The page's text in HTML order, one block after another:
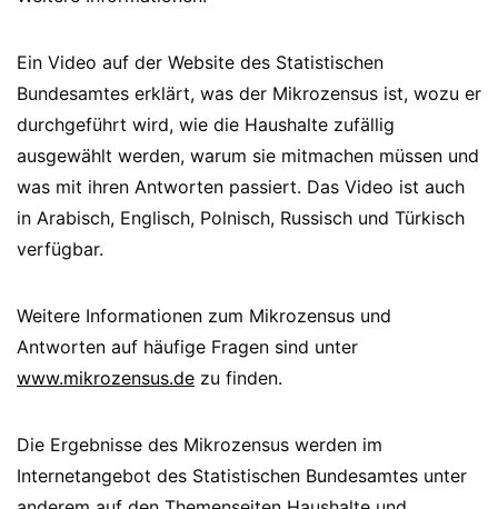
Ein Video auf der Website des Statistischen
Bundesamtes erklärt, was der Mikrozensus ist, wozu er
durchgeführt wird, wie die Haushalte zufällig
ausgewählt werden, warum sie mitmachen müssen und
was mit ihren Antworten passiert. Das Video ist auch
in Arabisch, Englisch, Polnisch, Russisch und Türkisch
verfügbar.
Weitere Informationen zum Mikrozensus und
Antworten auf häufige Fragen sind unter
www.mikrozensus.de zu finden.
Die Ergebnisse des Mikrozensus werden im
Internetangebot des Statistischen Bundesamtes unter